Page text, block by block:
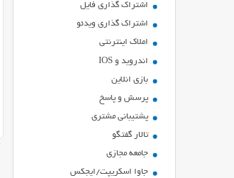
اشتراك گذاري فايل
اشتراک گذاری ویدئو
املاک اینترنتی
اندروید و IOS
بازي انلاين
پرسش و پاسخ
پشتیبانی مشتری
تالار گفتگو
جامعه مجازی
جاوا اسکریپت/ایجکس